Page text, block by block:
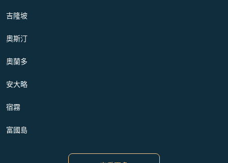
吉隆坡
奧斯汀
奧蘭多
安大略
宿霧
富國島